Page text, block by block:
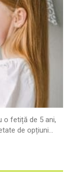
o fetiță de 5 ani,
de opțiuni...